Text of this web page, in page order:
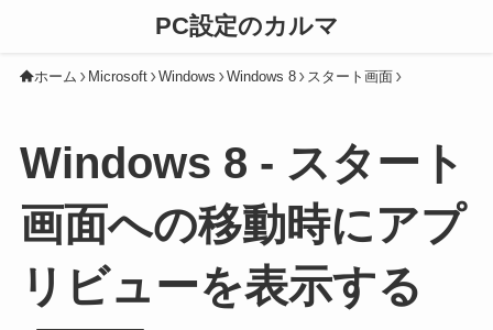
PC設定のカルマ
ホーム Microsoft Windows Windows 8 スタート画面
Windows 8 - スタート
画面への移動時にアプ
リビューを表示する